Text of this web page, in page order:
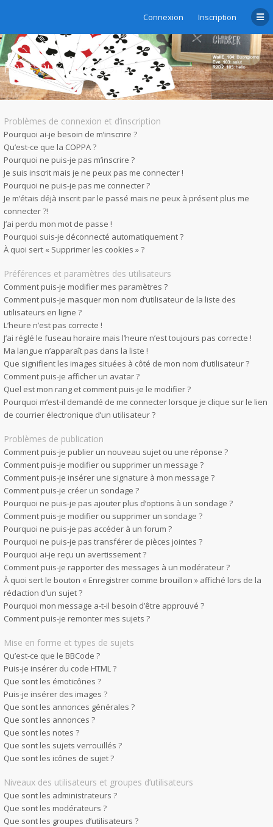
Connexion Inscription
Foire aux questions
Problèmes de connexion et d’inscription
Pourquoi ai-je besoin de m’inscrire ?
Qu’est-ce que la COPPA ?
Pourquoi ne puis-je pas m’inscrire ?
Je suis inscrit mais je ne peux pas me connecter !
Pourquoi ne puis-je pas me connecter ?
Je m’étais déjà inscrit par le passé mais ne peux à présent plus me
connecter ?!
J’ai perdu mon mot de passe !
Pourquoi suis-je déconnecté automatiquement ?
À quoi sert « Supprimer les cookies » ?
Préférences et paramètres des utilisateurs
Comment puis-je modifier mes paramètres ?
Comment puis-je masquer mon nom d’utilisateur de la liste des
utilisateurs en ligne ?
L’heure n’est pas correcte !
J’ai réglé le fuseau horaire mais l’heure n’est toujours pas correcte !
Ma langue n’apparaît pas dans la liste !
Que signifient les images situées à côté de mon nom d’utilisateur ?
Comment puis-je afficher un avatar ?
Quel est mon rang et comment puis-je le modifier ?
Pourquoi m’est-il demandé de me connecter lorsque je clique sur le lien
de courrier électronique d’un utilisateur ?
Problèmes de publication
Comment puis-je publier un nouveau sujet ou une réponse ?
Comment puis-je modifier ou supprimer un message ?
Comment puis-je insérer une signature à mon message ?
Comment puis-je créer un sondage ?
Pourquoi ne puis-je pas ajouter plus d’options à un sondage ?
Comment puis-je modifier ou supprimer un sondage ?
Pourquoi ne puis-je pas accéder à un forum ?
Pourquoi ne puis-je pas transférer de pièces jointes ?
Pourquoi ai-je reçu un avertissement ?
Comment puis-je rapporter des messages à un modérateur ?
À quoi sert le bouton « Enregistrer comme brouillon » affiché lors de la
rédaction d’un sujet ?
Pourquoi mon message a-t-il besoin d’être approuvé ?
Comment puis-je remonter mes sujets ?
Mise en forme et types de sujets
Qu’est-ce que le BBCode ?
Puis-je insérer du code HTML ?
Que sont les émoticônes ?
Puis-je insérer des images ?
Que sont les annonces générales ?
Que sont les annonces ?
Que sont les notes ?
Que sont les sujets verrouillés ?
Que sont les icônes de sujet ?
Niveaux des utilisateurs et groupes d’utilisateurs
Que sont les administrateurs ?
Que sont les modérateurs ?
Que sont les groupes d’utilisateurs ?